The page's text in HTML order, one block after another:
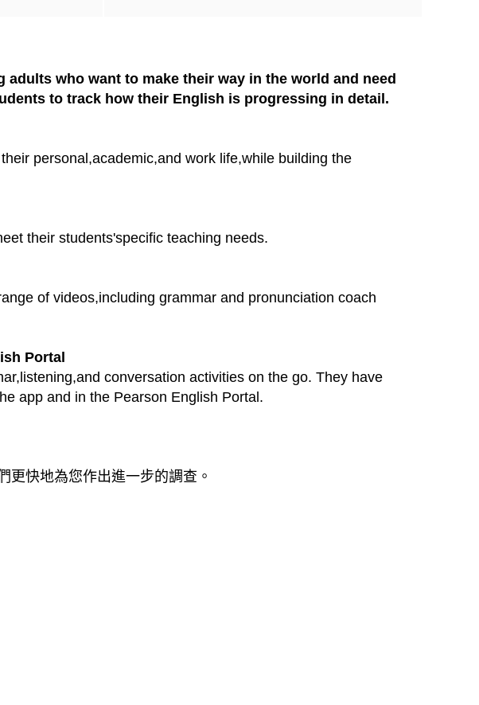
who want to make their way in the world and need
to track how their English is progressing in detail.
personal,academic,and work life,while building the
their students'specific teaching needs.
of videos,including grammar and pronunciation coach
Portal
conversation activities on the go. They have
app and in the Pearson English Portal.
更快地為您作出進一步的調查。